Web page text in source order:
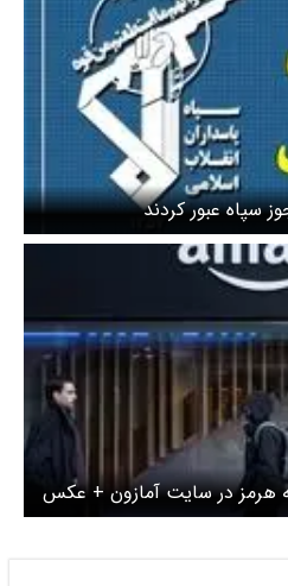
هرمز در سایت آمازون + عکس